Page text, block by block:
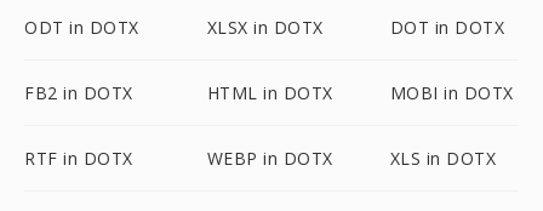
ODT in DOTX XLSX in DOTX DOT in DOTX
FB2 in DOTX HTML in DOTX MOBI in DOTX
RTF in DOTX WEBP in DOTX XLS in DOTX